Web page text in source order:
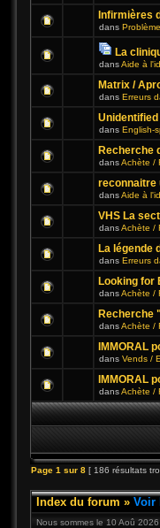
Infirmières
dans
La
dansAide à
Matrix /
dans Erreurs
Unidentified
dans English-
Recherche
dansAchète /
reconnaitre
dansAide à
VHS La
dansAchète /
La légende
dans Erreurs
Looking for
dansAchète /
Recherche
dansAchète /
IMMORAL
dans Vends /
IMMORAL
dansAchète /
Page 1 sur 8 [ 186 résultats
Index du forum » Voir
Nous sommes le 10 Aoû